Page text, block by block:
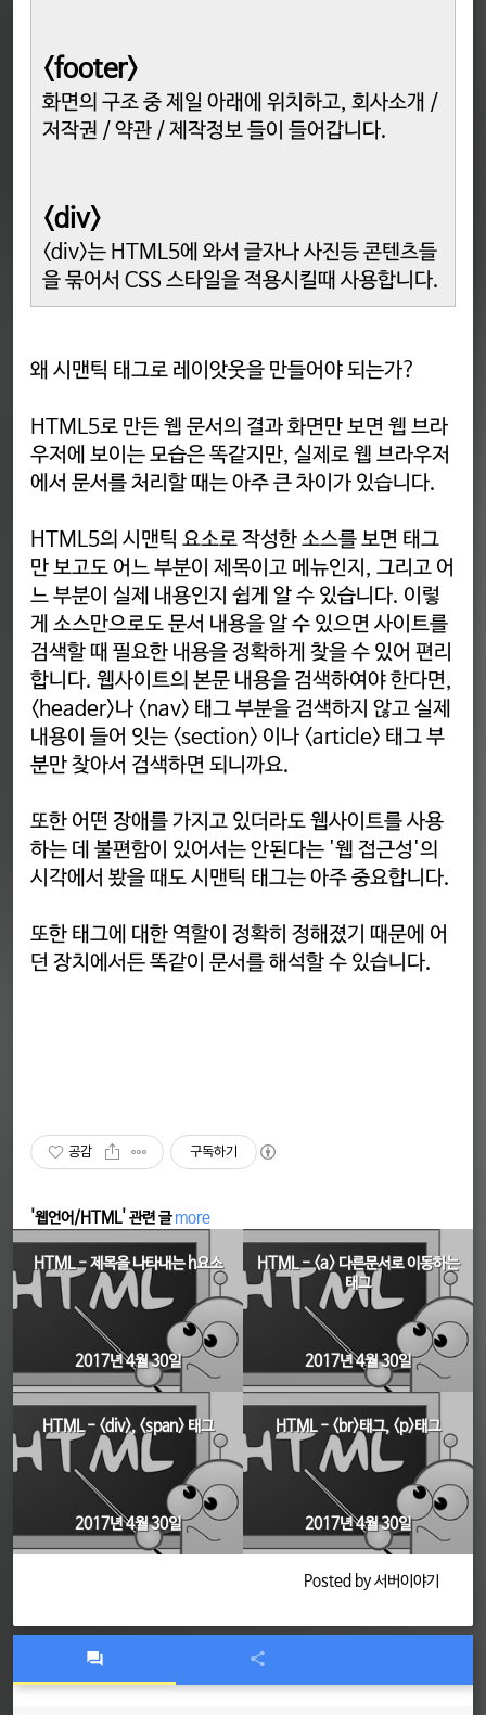
<footer>
화면의 구조 중 제일 아래에 위치하고, 회사소개 /
저작권 / 약관 / 제작정보 들이 들어갑니다.
<div>
<div>는 HTML5에 와서 글자나 사진등 콘텐츠들
을 묶어서 CSS 스타일을 적용시킬때 사용합니다.
왜 시맨틱 태그로 레이앗웃을 만들어야 되는가?
HTML5로 만든 웹 문서의 결과 화면만 보면 웹 브라
우저에 보이는 모습은 똑같지만, 실제로 웹 브라우저
에서 문서를 처리할 때는 아주 큰 차이가 있습니다.
HTML5의 시맨틱 요소로 작성한 소스를 보면 태그
만 보고도 어느 부분이 제목이고 메뉴인지, 그리고 어
느 부분이 실제 내용인지 쉽게 알 수 있습니다. 이렇
게 소스만으로도 문서 내용을 알 수 있으면 사이트를
검색할 때 필요한 내용을 정확하게 찾을 수 있어 편리
합니다. 웹사이트의 본문 내용을 검색하여야 한다면,
<header>나 <nav> 태그 부분을 검색하지 않고 실제
내용이 들어 잇는 <section> 이나 <article> 태그 부
분만 찾아서 검색하면 되니까요.
또한 어떤 장애를 가지고 있더라도 웹사이트를 사용
하는 데 불편함이 있어서는 안된다는 '웹 접근성'의
시각에서 봤을 때도 시맨틱 태그는 아주 중요합니다.
또한 태그에 대한 역할이 정확히 정해졌기 때문에 어
던 장치에서든 똑같이 문서를 해석할 수 있습니다.
공감 구독하기
'웹언어/HTML' 관련 글 more
HTML - 제목을 나타내는 h요소
2017년 4월 30일
HTML - <a> 다른문서로 이동하는
태그
2017년 4월 30일
HTML - <div>, <span> 태그
2017년 4월 30일
HTML - <br>태그, <p>태그
2017년 4월 30일
Posted by 서버이야기